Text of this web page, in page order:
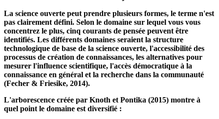
Google pour le terme « science ouverte », vous pouvez constater
que l'intérêt pour celui-ci n'a cessé d'augmenter en moyenne au
cours de la dernière décennie. Le sujet est donc tout nouveau.
La science ouverte peut prendre plusieurs formes, le terme n'est
pas clairement défini. Selon le domaine sur lequel vous vous
concentrez le plus, cinq courants de pensée peuvent être
identifiés. Les différents domaines seraient la structure
technologique de base de la science ouverte, l'accessibilité des
processus de création de connaissances, les alternatives pour
mesurer l'influence scientifique, l'accès démocratique à la
connaissance en général et la recherche dans la communauté
(Fecher & Friesike, 2014).